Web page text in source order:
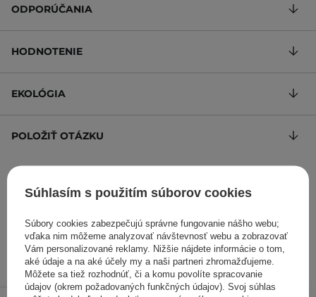
ODPORÚČANIA
HODNOTENIE
EKOLÓGIA
POLOŽIŤ OTÁZKU
398,00 €/100 g, s DPH
Kód výrobku: 21305
Súhlasím s použitím súborov cookies
Súbory cookies zabezpečujú správne fungovanie nášho webu;
vďaka nim môžeme analyzovať návštevnosť webu a zobrazovať
Vám personalizované reklamy. Nižšie nájdete informácie o tom,
aké údaje a na aké účely my a naši partneri zhromažďujeme.
Môžete sa tiež rozhodnúť, či a komu povolíte spracovanie
údajov (okrem požadovaných funkčných údajov). Svoj súhlas